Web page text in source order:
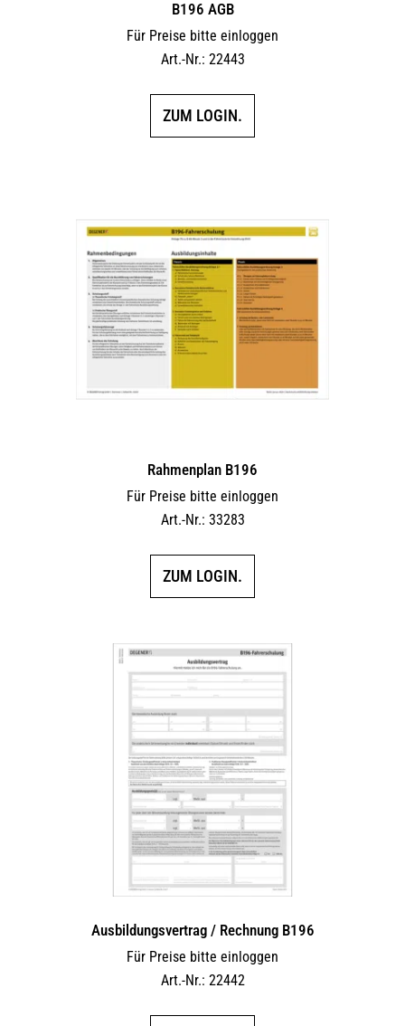
B196 AGB
Für Preise bitte einloggen
Art.-Nr.: 22443
ZUM LOGIN.
Rahmenplan B196
Für Preise bitte einloggen
Art.-Nr.: 33283
ZUM LOGIN.
Ausbildungsvertrag / Rechnung B196
Für Preise bitte einloggen
Art.-Nr.: 22442